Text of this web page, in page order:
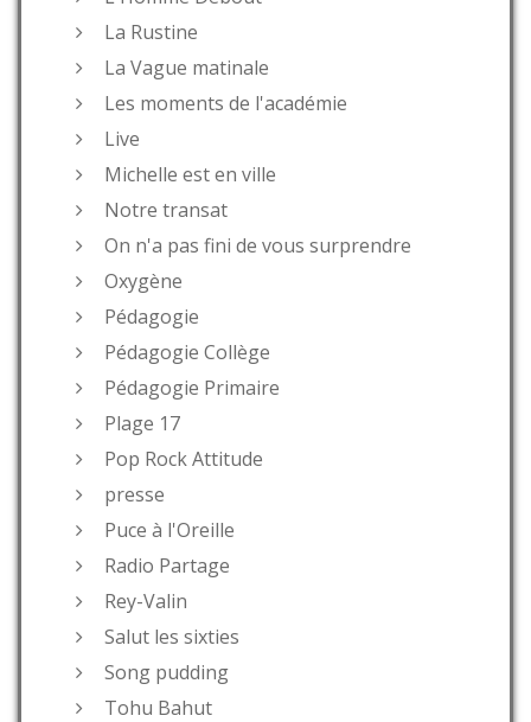
La Rustine
La Vague matinale
Les moments de l'académie
Live
Michelle est en ville
Notre transat
On n'a pas fini de vous surprendre
Oxygène
Pédagogie
Pédagogie Collège
Pédagogie Primaire
Plage 17
Pop Rock Attitude
presse
Puce à l'Oreille
Radio Partage
Rey-Valin
Salut les sixties
Song pudding
Tohu Bahut